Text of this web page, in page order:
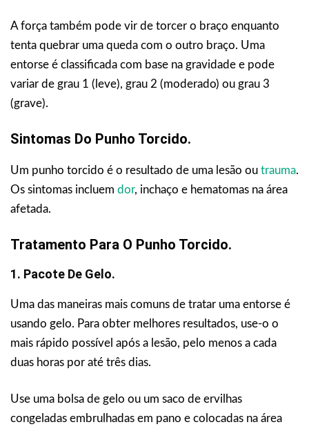
A força também pode vir de torcer o braço enquanto
tenta quebrar uma queda com o outro braço. Uma
entorse é classificada com base na gravidade e pode
variar de grau 1 (leve), grau 2 (moderado) ou grau 3
(grave).
Sintomas Do Punho Torcido.
Um punho torcido é o resultado de uma lesão ou trauma.
Os sintomas incluem dor, inchaço e hematomas na área
afetada.
Tratamento Para O Punho Torcido.
1. Pacote De Gelo.
Uma das maneiras mais comuns de tratar uma entorse é
usando gelo. Para obter melhores resultados, use-o o
mais rápido possível após a lesão, pelo menos a cada
duas horas por até três dias.
Use uma bolsa de gelo ou um saco de ervilhas
congeladas embrulhadas em pano e colocadas na área